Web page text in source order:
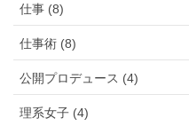
仕事 (8)
仕事術 (8)
公開プロデュース (4)
理系女子 (4)